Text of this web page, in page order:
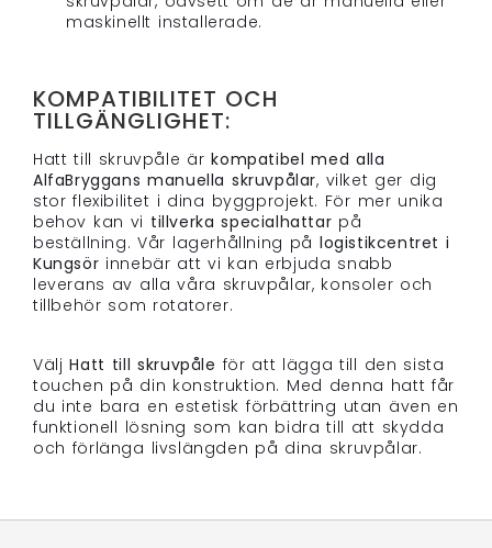
maskinellt installerade.
KOMPATIBILITET OCH
TILLGÄNGLIGHET:
Hatt till skruvpåle ärkompatibel med alla
AlfaBryggans manuella skruvpålar, vilket ger dig
stor flexibilitet i dina byggprojekt. För mer unika
behov kan vi tillverka specialhattar på
beställning. Vår lagerhållning pålogistikcentret i
Kungsör innebär att vi kan erbjuda snabb
leverans av alla våra skruvpålar, konsoler och
tillbehör som rotatorer.
VäljHatt till skruvpåle för att lägga till den sista
touchen på din konstruktion. Med denna hatt får
du inte bara en estetisk förbättring utan även en
funktionell lösning som kan bidra till att skydda
och förlänga livslängden på dina skruvpålar.